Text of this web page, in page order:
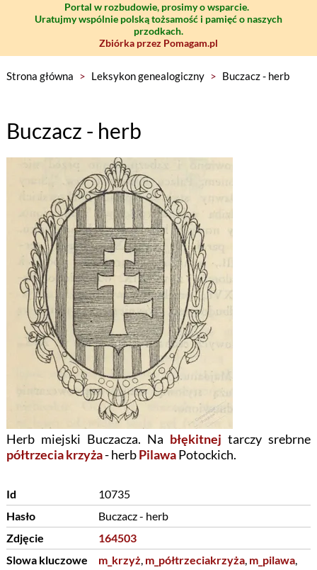
Portal w rozbudowie, prosimy o wsparcie.
Uratujmy wspólnie polską tożsamość i pamięć o naszych
przodkach.
Zbiórka przez Pomagam.pl
Strona główna > Leksykon genealogiczny > Buczacz - herb
Buczacz - herb
Herb miejski Buczacza. Na błękitnej tarczy srebrne
półtrzecia krzyża- herbPilawaPotockich.
Id
10735
Hasło
Buczacz - herb
Zdjęcie
164503
Slowa kluczowe
m_krzyż, m_półtrzeciakrzyża, m_pilawa,